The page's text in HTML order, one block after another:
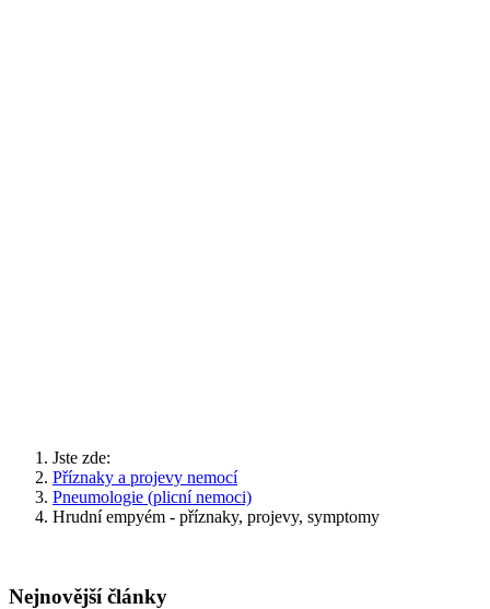
Jste zde:
Příznaky a projevy nemocí
Pneumologie (plicní nemoci)
Hrudní empyém - příznaky, projevy, symptomy
Nejnovější články